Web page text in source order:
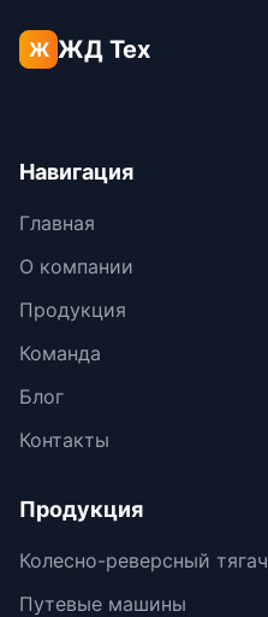
Ж ЖД Тех
Навигация
Главная
О компании
Продукция
Команда
Блог
Контакты
Продукция
Колесно-реверсный тягач
Путевые машины